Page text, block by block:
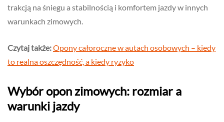
trakcją na śniegu a stabilnością i komfortem jazdy w innych
warunkach zimowych.
Czytaj także:Opony całoroczne w autach osobowych – kiedy
to realna oszczędność, a kiedy ryzyko
Wybór opon zimowych: rozmiar a
warunki jazdy